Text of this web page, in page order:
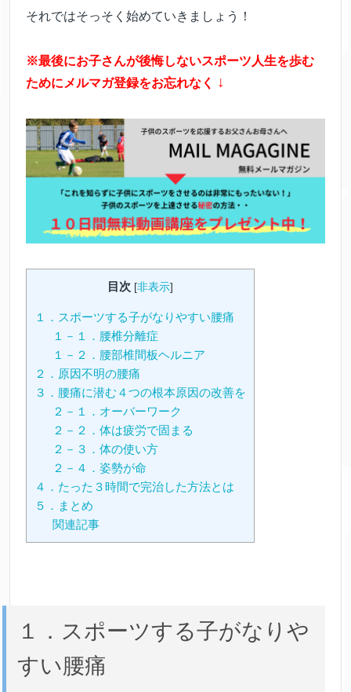
それではそっそく始めていきましょう！
※最後にお子さんが後悔しないスポーツ人生を歩む
ためにメルマガ登録をお忘れなく
↓
目次 [非表示]
１．スポーツする子がなりやすい腰痛
１－１．腰椎分離症
１－２．腰部椎間板ヘルニア
２．原因不明の腰痛
３．腰痛に潜む４つの根本原因の改善を
２－１．オーバーワーク
２－２．体は疲労で固まる
２－３．体の使い方
２－４．姿勢が命
４．たった３時間で完治した方法とは
５．まとめ
関連記事
１．スポーツする子がなりや
すい腰痛